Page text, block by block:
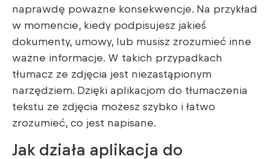
naprawdę poważne konsekwencje. Na przykład
w momencie, kiedy podpisujesz jakieś
dokumenty, umowy, lub musisz zrozumieć inne
ważne informacje. W takich przypadkach
tłumacz ze zdjęcia jest niezastąpionym
narzędziem. Dzięki aplikacjom do tłumaczenia
tekstu ze zdjęcia możesz szybko i łatwo
zrozumieć, co jest napisane.
Jak działa aplikacja do